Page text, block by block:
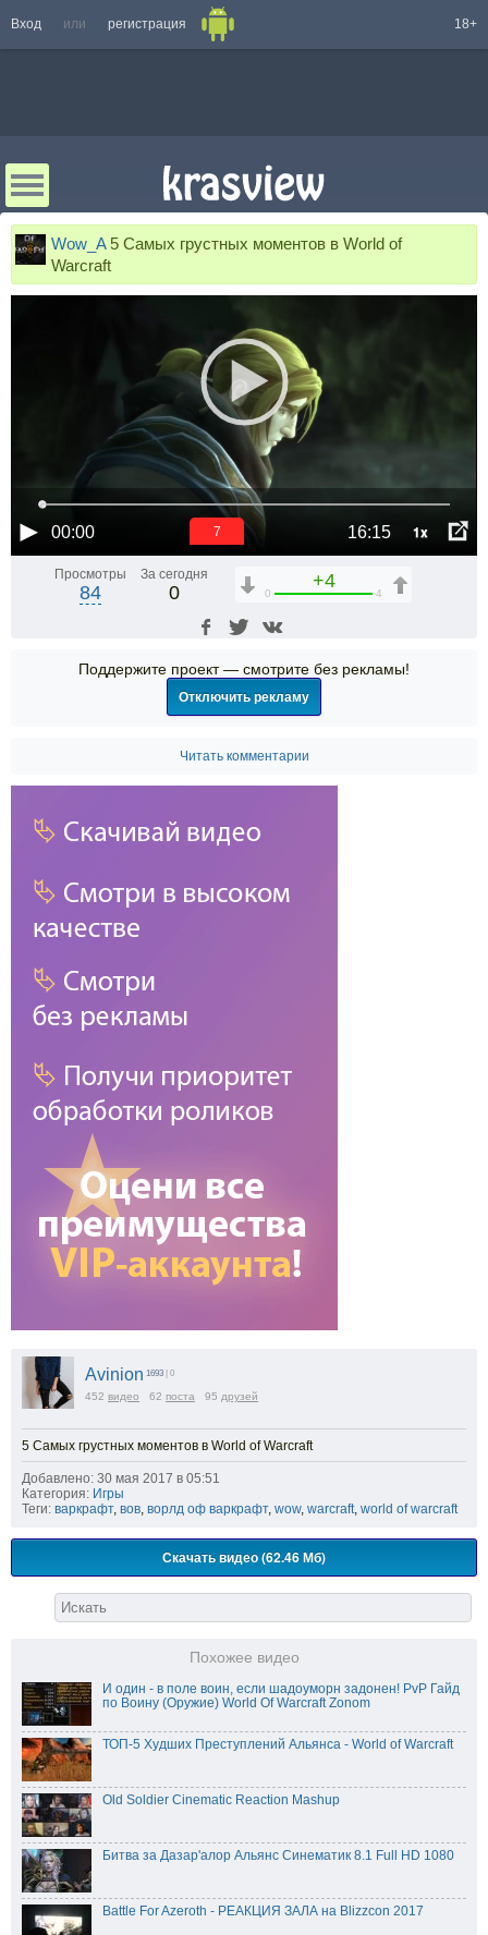
Вход или регистрация 18+
Wow_A5 Самых грустных моментов в World of
Warcraft
00:00 16:15 1x
6
Просмотры
84
За сегодня
0
+4
0 4
Поддержите проект — смотрите без рекламы!
Отключить рекламу
Читать комментарии
Avinion 1693 | 0
452 видео 62 поста 95 друзей
5 Самых грустных моментов в World of Warcraft
Добавлено: 30 мая 2017 в 05:51
Категория: Игры
Теги: варкрафт, вов, ворлд оф варкрафт, wow, warcraft, world of warcraft
Скачать видео (62.46 Мб)
Похожее видео
И один - в поле воин, если шадоуморн задонен! PvP Гайд
по Воину (Оружие) World Of Warcraft Zonom
ТОП-5 Худших Преступлений Альянса - World of Warcraft
Old Soldier Cinematic Reaction Mashup
Битва за Дазар'алор Альянс Синематик 8.1 Full HD 1080
Battle For Azeroth - РЕАКЦИЯ ЗАЛА на Blizzcon 2017